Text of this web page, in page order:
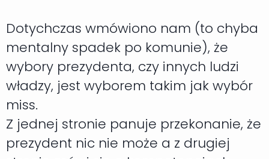
Dotychczas wmówiono nam (to chyba
mentalny spadek po komunie), że
wybory prezydenta, czy innych ludzi
władzy, jest wyborem takim jak wybór
miss.
Z jednej stronie panuje przekonanie, że
prezydent nic nie może a z drugiej